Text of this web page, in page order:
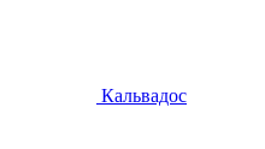
Кальвадос